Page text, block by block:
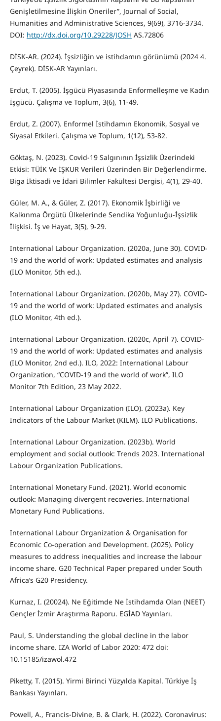
Genişletilmesine İlişkin Öneriler”, Journal of Social,
Humanities and Administrative Sciences, 9(69), 3716-3734.
DOI: http://dx.doi.org/10.29228/JOSH AS.72806
DİSK-AR. (2024). İşsizliğin ve istihdamın görünümü (2024 4.
Çeyrek). DİSK-AR Yayınları.
Erdut, T. (2005). İşgücü Piyasasında Enformelleşme ve Kadın
İşgücü. Çalışma ve Toplum, 3(6), 11-49.
Erdut, Z. (2007). Enformel İstihdamın Ekonomik, Sosyal ve
Siyasal Etkileri. Çalışma ve Toplum, 1(12), 53-82.
Göktaş, N. (2023). Covid-19 Salgınının İşsizlik Üzerindeki
Etkisi: TÜİK Ve İŞKUR Verileri Üzerinden Bir Değerlendirme.
Biga İktisadi ve İdari Bilimler Fakültesi Dergisi, 4(1), 29-40.
Güler, M. A., & Güler, Z. (2017). Ekonomik İşbirliği ve
Kalkınma Örgütü Ülkelerinde Sendika Yoğunluğu-İşsizlik
İlişkisi. İş ve Hayat, 3(5), 9-29.
International Labour Organization. (2020a, June 30). COVID-
19 and the world of work: Updated estimates and analysis
(ILO Monitor, 5th ed.).
International Labour Organization. (2020b, May 27). COVID-
19 and the world of work: Updated estimates and analysis
(ILO Monitor, 4th ed.).
International Labour Organization. (2020c, April 7). COVID-
19 and the world of work: Updated estimates and analysis
(ILO Monitor, 2nd ed.). ILO, 2022: International Labour
Organization, “COVID-19 and the world of work”, ILO
Monitor 7th Edition, 23 May 2022.
International Labour Organization (ILO). (2023a). Key
Indicators of the Labour Market (KILM). ILO Publications.
International Labour Organization. (2023b). World
employment and social outlook: Trends 2023. International
Labour Organization Publications.
International Monetary Fund. (2021). World economic
outlook: Managing divergent recoveries. International
Monetary Fund Publications.
International Labour Organization & Organisation for
Economic Co-operation and Development. (2025). Policy
measures to address inequalities and increase the labour
income share. G20 Technical Paper prepared under South
Africa’s G20 Presidency.
Kurnaz, I. (20024). Ne Eğitimde Ne İstihdamda Olan (NEET)
Gençler İzmir Araştırma Raporu. EGİAD Yayınları.
Paul, S. Understanding the global decline in the labor
income share. IZA World of Labor 2020: 472 doi:
10.15185/izawol.472
Piketty, T. (2015). Yirmi Birinci Yüzyılda Kapital. Türkiye İş
Bankası Yayınları.
Powell, A., Francis-Divine, B. & Clark, H. (2022). Coronavirus: